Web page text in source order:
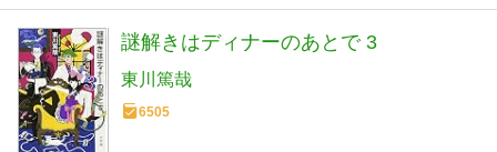
謎解きはディナーのあとで 3
東川篤哉
6505